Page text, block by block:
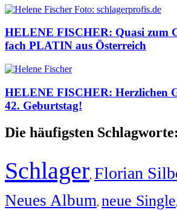
HELENE FISCHER: Quasi zum
fach PLATIN aus Österreich
HELENE FISCHER: Herzlichen
42. Geburtstag!
Die häufigsten Schlagworte:
Schlager, Florian
Neues Album, neue Single,